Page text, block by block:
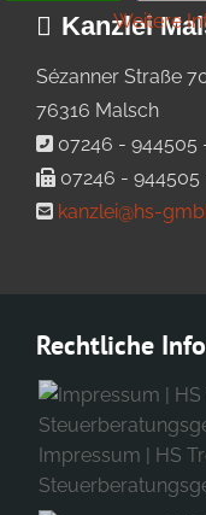
Kanzlei
Sézanner Straße
76316 Malsch
07246 - 944505
07246 - 944505
kanzlei@hs-
Rechtliche
Impressum | HS
Weitere